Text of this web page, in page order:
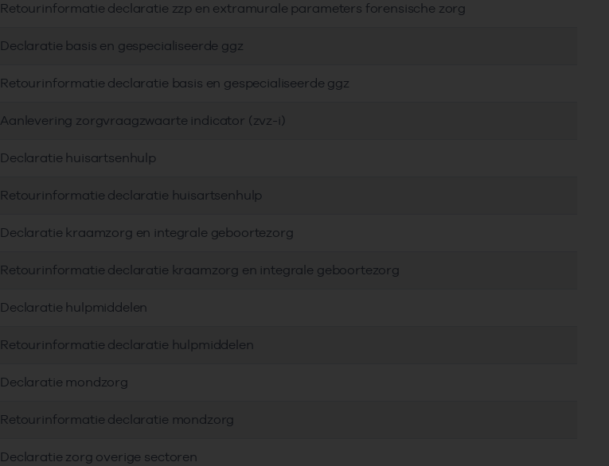
Retourinformatie declaratie zzp en extramurale parameters forensische zorg
Declaratie basis en gespecialiseerde ggz
Retourinformatie declaratie basis en gespecialiseerde ggz
Aanlevering zorgvraagzwaarte indicator (zvz-i)
Declaratie huisartsenhulp
Retourinformatie declaratie huisartsenhulp
Declaratie kraamzorg en integrale geboortezorg
Retourinformatie declaratie kraamzorg en integrale geboortezorg
Declaratie hulpmiddelen
Retourinformatie declaratie hulpmiddelen
Declaratie mondzorg
Retourinformatie declaratie mondzorg
Declaratie zorg overige sectoren